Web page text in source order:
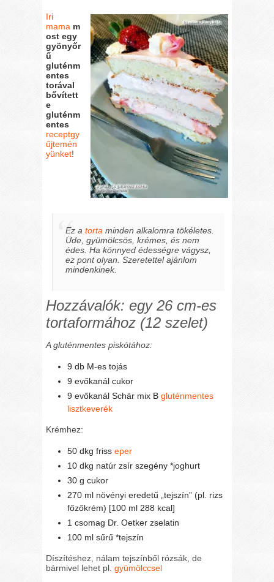
Iri
mama m
ost egy
gyönyőr
ű
gluténm
entes
torával
bővített
e
gluténm
entes
receptgy
űjtemén
yünket!
Ez atorta minden alkalomra tökéletes.
Üde, gyümölcsös, krémes, és nem
édes. Ha könnyed édességre vágysz,
ez pont olyan. Szeretettel ajánlom
mindenkinek.
Hozzávalók: egy 26 cm-es
tortaformához (12 szelet)
A gluténmentes piskótához:
9 db M-es tojás
9 evőkanál cukor
9 evőkanál Schär mix Bgluténmentes
lisztkeverék
Krémhez:
50 dkg frisseper
10 dkg natúr zsír szegény *joghurt
30 g cukor
270 ml növényi eredetű „tejszín” (pl. rizs
főzőkrém) [100 ml 288 kcal]
1 csomag Dr. Oetker zselatin
100 ml sűrű *tejszín
Díszítéshez, nálam tejszínből rózsák, de
bármivel lehet pl.gyümölccsel